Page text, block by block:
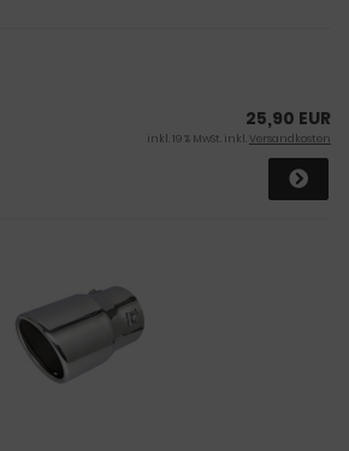
25,90 EUR
inkl. 19 % MwSt. inkl.Versandkosten